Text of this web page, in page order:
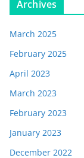
Archives
March 2025
February 2025
April 2023
March 2023
February 2023
January 2023
December 2022